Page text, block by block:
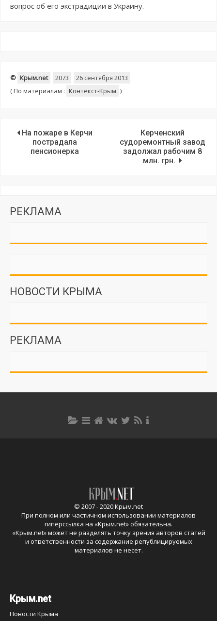
вопрос об его экстрадиции в Украину.
© Крым.net 2073
26 сентября 2013
(По материалам : Контекст-Крым )
На пожаре в Керчи
пострадала
пенсионерка
Керченский
судоремонтный завод
задолжал рабочим 8
млн. грн.
РЕКЛАМА
НОВОСТИ КРЫМА
РЕКЛАМА
© 2007 - 2020 Крым.net
При полном или частичном использовании материалов
гиперссылка на «Крым.net» обязательна.
«Крым.net» может не разделять точку зрения авторов статей
и ответственности за содержание републицируемых
материалов не несет.
Крым.net
Новости Крыма